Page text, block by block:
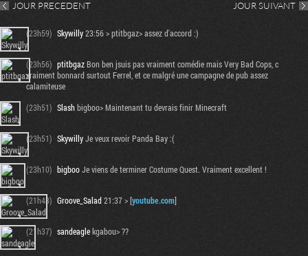
JOUR PRECEDENT JOUR SUIVANT
(23h59) Skywilly23:56 > ptitbgaz> assez d'accord :)
(23h56) ptitbgazBon ben jsuis pas vraiment comédie mais Very Bad Cops, c
vraiment bonnard surtout Ferrel, et ce malgré une campagne de pub assez
calamiteuse
(23h51) Slashbigboo> Maintenant tu devrais finir Minecraft
(23h51) SkywillyJe veux revoir Panda Bay :(
(23h10) bigbooJe viens de terminer Costume Quest. Vraiment excellent !
(21h48) Groove_Salad21:37 > [youtube.com]
(21h37) sandeaglekgabou> ??